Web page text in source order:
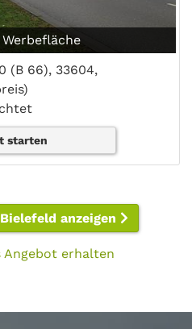
(B 66), 33604,
starten
anzeigen
Angebot erhalten